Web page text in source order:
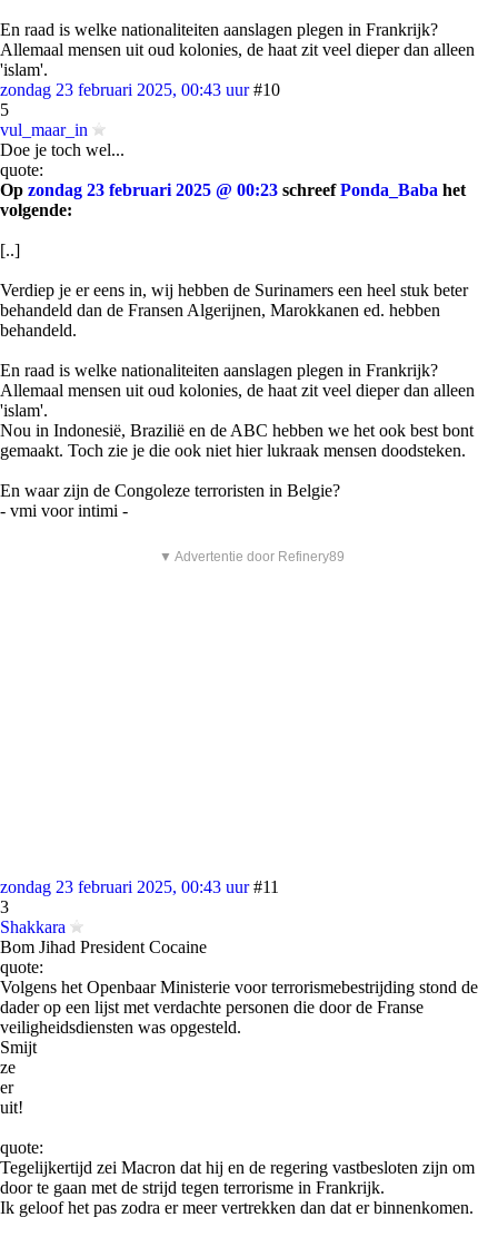
En raad is welke nationaliteiten aanslagen plegen in Frankrijk?
Allemaal mensen uit oud kolonies, de haat zit veel dieper dan alleen
'islam'.
zondag 23 februari 2025, 00:43 uur #10
5
vul_maar_in
Doe je toch wel...
quote:
Op zondag 23 februari 2025 @ 00:23 schreefPonda_Baba het
volgende:
[..]
Verdiep je er eens in, wij hebben de Surinamers een heel stuk beter
behandeld dan de Fransen Algerijnen, Marokkanen ed. hebben
behandeld.
En raad is welke nationaliteiten aanslagen plegen in Frankrijk?
Allemaal mensen uit oud kolonies, de haat zit veel dieper dan alleen
'islam'.
Nou in Indonesië, Brazilië en de ABC hebben we het ook best bont
gemaakt. Toch zie je die ook niet hier lukraak mensen doodsteken.
En waar zijn de Congoleze terroristen in Belgie?
- vmi voor intimi -
▼ Advertentie door Refinery89
zondag 23 februari 2025, 00:43 uur #11
3
Shakkara
Bom Jihad President Cocaine
quote:
Volgens het Openbaar Ministerie voor terrorismebestrijding stond de
dader op een lijst met verdachte personen die door de Franse
veiligheidsdiensten was opgesteld.
Smijt
ze
er
uit!
quote:
Tegelijkertijd zei Macron dat hij en de regering vastbesloten zijn om
door te gaan met de strijd tegen terrorisme in Frankrijk.
Ik geloof het pas zodra er meer vertrekken dan dat er binnenkomen.